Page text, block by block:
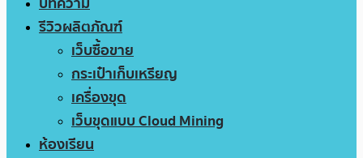
รีวิวผลิตภัณฑ์
เว็บซื้อขาย
กระเป๋าเก็บเหรียญ
เครื่องขุด
เว็บขุดแบบ Cloud Mining
ห้องเรียน